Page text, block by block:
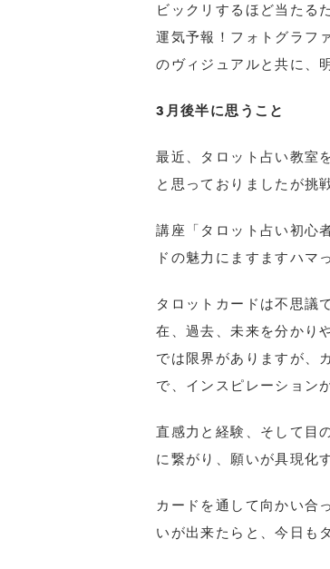
ビックリするほど当たる
運気予報！フォトグラフ
のヴィジュアルと共に、
3月後半に思うこと
最近、タロット占い教室
と思っておりましたが挑
講座「タロット占い初心
ドの魅力にますますハマ
タロットカードは不思議
在、過去、未来を分かり
では限界がありますが、
で、インスピレーション
直感力と経験、そして目
に繋がり、願いが具現化
カードを通して向かい合
いが出来たらと、今日も